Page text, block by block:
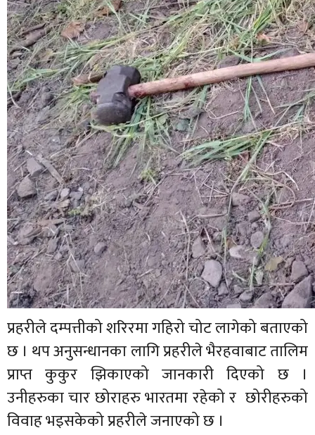
प्रहरीले दम्पत्तीको शरिरमा गहिरो चोट लागेको बताएको
छ । थप अनुसन्धानका लागि प्रहरीले भैरहवाबाट तालिम
प्राप्त कुकुर झिकाएको जानकारी दिएको छ ।
उनीहरुका चार छोराहरु भारतमा रहेको र छोरीहरुको
विवाह भइसकेको प्रहरीले जनाएको छ ।